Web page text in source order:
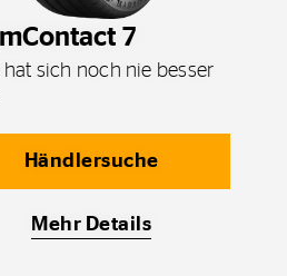
7
sich noch nie besser
Händlersuche
Mehr Details